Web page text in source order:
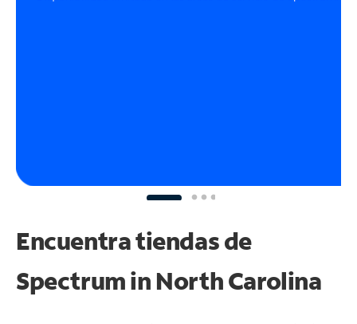
Encuentra tiendas de
Spectrumin North Carolina